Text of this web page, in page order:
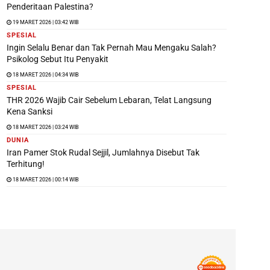
Penderitaan Palestina?
19 MARET 2026 | 03:42 WIB
SPESIAL
Ingin Selalu Benar dan Tak Pernah Mau Mengaku Salah?
Psikolog Sebut Itu Penyakit
18 MARET 2026 | 04:34 WIB
SPESIAL
THR 2026 Wajib Cair Sebelum Lebaran, Telat Langsung
Kena Sanksi
18 MARET 2026 | 03:24 WIB
DUNIA
Iran Pamer Stok Rudal Sejjil, Jumlahnya Disebut Tak
Terhitung!
18 MARET 2026 | 00:14 WIB